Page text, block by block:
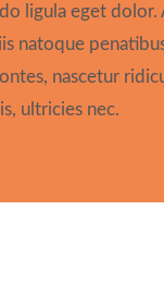
ligula eget dolor.
natoque
nascetur
ultricies nec.